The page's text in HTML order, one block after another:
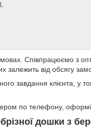
Співпрацюємо з
залежить від обсягу
завдання клієнта, у
по телефону,
дошки з